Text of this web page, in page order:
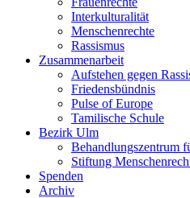
Interkulturalität
Menschenrechte
Rassismus
Zusammenarbeit
Aufstehen gegen
Friedensbündnis
Pulse of Europe
Tamilische Schule
Bezirk Ulm
Behandlungszentrum
Stiftung
Spenden
Archiv